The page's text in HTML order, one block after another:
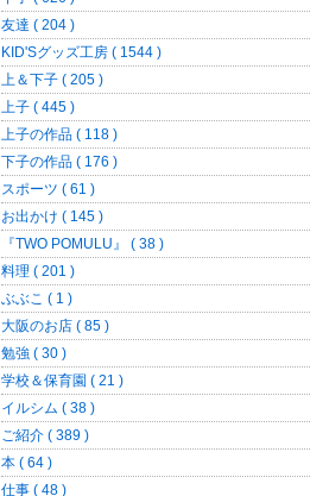
友達 ( 204 )
KID'Sグッズ工房 ( 1544 )
上＆下子 ( 205 )
上子 ( 445 )
上子の作品 ( 118 )
下子の作品 ( 176 )
スポーツ ( 61 )
お出かけ ( 145 )
『TWO POMULU』 ( 38 )
料理 ( 201 )
ぶぶこ ( 1 )
大阪のお店 ( 85 )
勉強 ( 30 )
学校＆保育園 ( 21 )
イルシム ( 38 )
ご紹介 ( 389 )
本 ( 64 )
仕事 ( 48 )